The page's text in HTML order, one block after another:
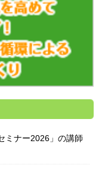
ミナー2026」の講師